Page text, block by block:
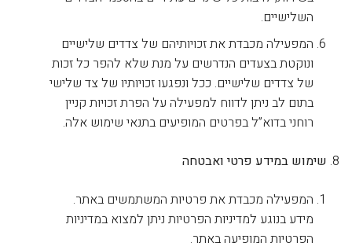
השלישיים.
המפעילה מכבדת את זכויותיהם של צדדים שלישיים
ונוקטת בצעדים הנדרשים על מנת שלא להפר כל זכות
של צדדים שלישיים. ככל ונפגעו זכויותיו של צד שלישי
בתום לב ניתן לדווח למפעילה על הפרת זכויות קניין
רוחני בדוא”ל בפרטים המופיעים בתנאי שימוש אלה.
שימוש במידע פרטי ואבטחה
המפעילה מכבדת את פרטיות המשתמשים באתר.
מידע בנוגע למדיניות הפרטיות ניתן למצוא במדיניות
הפרטיות המופיעה באתר.